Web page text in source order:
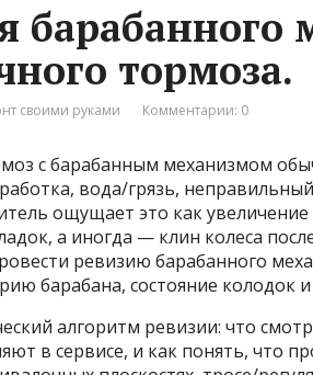
барабанного
тормоза.
своими руками Комментарии: 0
с барабанным механизмом
вода/грязь,
ощущает это как
а иногда — клин колеса
ревизию барабанного
барабана, состояние колодок
алгоритм ревизии: что
в сервисе, и как понять, что